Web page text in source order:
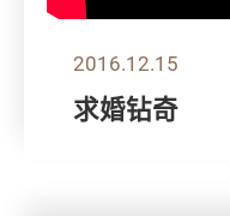
2016.12.15
求婚钻奇